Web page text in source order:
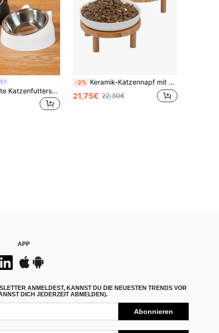
PETSIN Erhöhte Katzenfutterschale aus Edelstahl mit süßen Ohrenständer - 2-in-1 geneigte Futterschale und Wasserschüssel zum Schutz des Nackens
-2% Keramik-Katzennapf mit hohem Rand & Bambusfuß, schnurrhaarschonend, 15 cm, 1er-Pack
21,75€ 22,30€
APP
ANMELDEST, KANNST DU DIE NEUESTEN TRENDS VOR
DICH JEDERZEIT ABMELDEN).
Abonnieren